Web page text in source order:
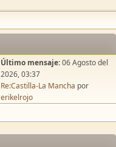
Último mensaje:06 Agosto del
2026, 03:37
Re:Castilla-La Mancha por
erikelrojo